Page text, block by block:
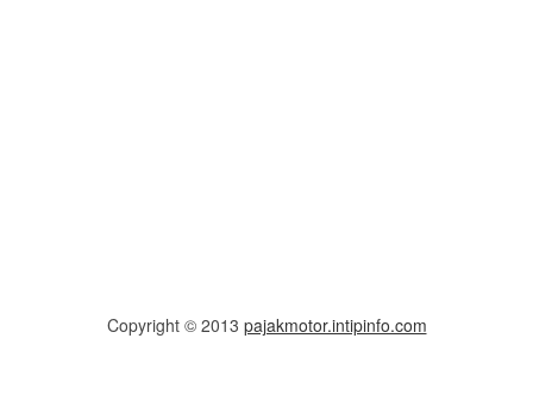
Copyright © 2013 pajakmotor.intipinfo.com